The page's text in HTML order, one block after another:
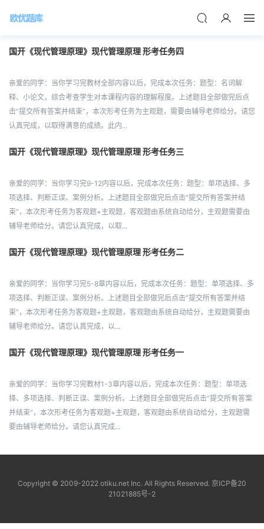
国开《现代管理原理》现代管理原理 形考任务四
亲爱的同学：当你学习完教材全部内容以后，完成本次任务：题型：名词解
释、小论文，综合考查学生对本课程内容的理解程度。上述题目全部做完后点
击”提交所有答案并结束”，本次形考任务为主观题，需要由辅导老师给分。请您
认真完成，以取得满意的成绩。此内...
国开《现代管理原理》现代管理原理 形考任务三
亲爱的同学：当你学习完9-12内容以后，完成本次任务：题型：单项选择、多
项选择、判断正误、案例分析。上述题目全部做完后点击”提交所有答案并结
束”，本次形考任务为客观题+主观题，客观题由系统自动给分，主观题需要由
辅导老师给分。请您认真完成，以取...
国开《现代管理原理》现代管理原理 形考任务二
亲爱的同学：当你学习完5-8章内容以后，完成本次任务：题型：单项选择、多
项选择、判断正误、案例分析。上述题目全部做完后点击”提交所有答案并结
束”，本次形考任务为客观题+主观题，客观题由系统自动给分，主观题需要由
辅导老师给分。请您认真完成，以...
国开《现代管理原理》现代管理原理 形考任务一
亲爱的同学：当你学习完教材1-3章内容以后，完成本次任务：题型：单项选
择、多项选择、判断正误、案例分析。上述题目全部做完后点击”提交所有答案
并结束”，本次形考任务为客观题+主观题，客观题由系统自动给分，主观题需
要由辅导老师给分。请您认真完成...
Copyright © 2009-2022 otiku.net Inc. All Rights Reserved. 京ICP备20
21021885号-2